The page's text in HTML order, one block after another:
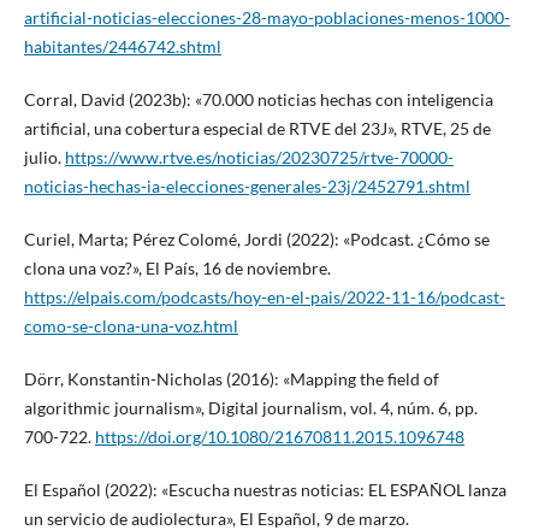
artificial-noticias-elecciones-28-mayo-poblaciones-menos-1000-
habitantes/2446742.shtml
Corral, David (2023b): «70.000 noticias hechas con inteligencia
artificial, una cobertura especial de RTVE del 23J», RTVE, 25 de
julio. https://www.rtve.es/noticias/20230725/rtve-70000-
noticias-hechas-ia-elecciones-generales-23j/2452791.shtml
Curiel, Marta; Pérez Colomé, Jordi (2022): «Podcast. ¿Cómo se
clona una voz?», El País, 16 de noviembre.
https://elpais.com/podcasts/hoy-en-el-pais/2022-11-16/podcast-
como-se-clona-una-voz.html
Dörr, Konstantin-Nicholas (2016): «Mapping the field of
algorithmic journalism», Digital journalism, vol. 4, núm. 6, pp.
700-722. https://doi.org/10.1080/21670811.2015.1096748
El Español (2022): «Escucha nuestras noticias: EL ESPAÑOL lanza
un servicio de audiolectura», El Español, 9 de marzo.